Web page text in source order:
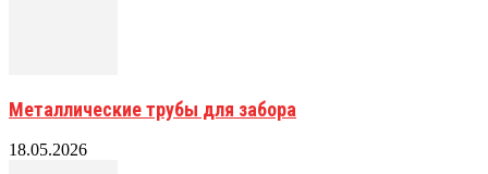
Металлические трубы для забора
18.05.2026